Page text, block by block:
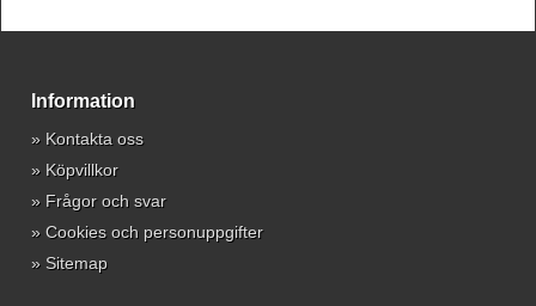
Information
» Kontakta oss
» Köpvillkor
» Frågor och svar
» Cookies och personuppgifter
» Sitemap